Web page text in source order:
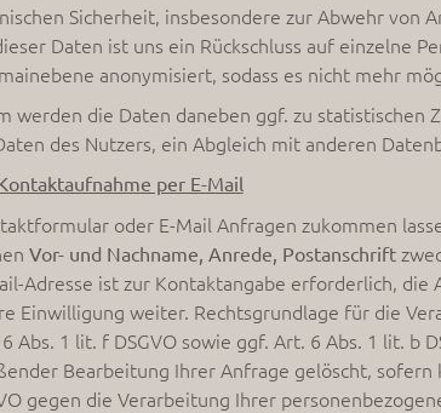
Sicherheit, insbesondere zur Abwehr
Daten ist uns ein Rückschluss auf einzelne
anonymisiert, sodass es nicht mehr
werden die Daten daneben ggf. zu
des Nutzers, ein Abgleich mit anderen
per E-Mail
oder E-Mail Anfragen zukommen
Vor- und Nachname, Anrede, Postanschrift
Adresse ist zur Kontaktangabe erforderlich,
Einwilligung weiter. Rechtsgrundlage für die
Abs. 1 lit. f DSGVO sowie ggf. Art. 6 Abs. 1 lit. b
Bearbeitung Ihrer Anfrage gelöscht,
gegen die Verarbeitung Ihrer